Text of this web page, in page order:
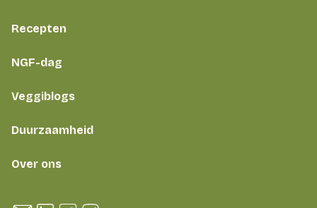
Recepten
NGF-dag
Veggiblogs
Duurzaamheid
Over ons